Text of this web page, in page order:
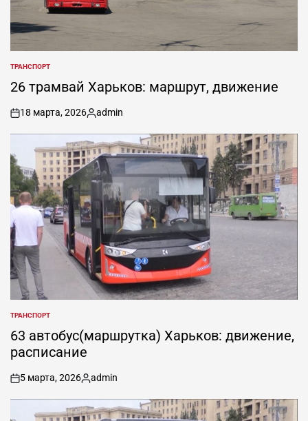
ОПУБЛИКОВАНО
В
ТРАНСПОРТ
26 трамвай Харьков: маршрут, движение
on
18 марта, 2026
Запись
от
admin
ОПУБЛИКОВАНО
В
ТРАНСПОРТ
63 автобус(маршрутка) Харьков: движение,
расписание
on
5 марта, 2026
Запись
от
admin